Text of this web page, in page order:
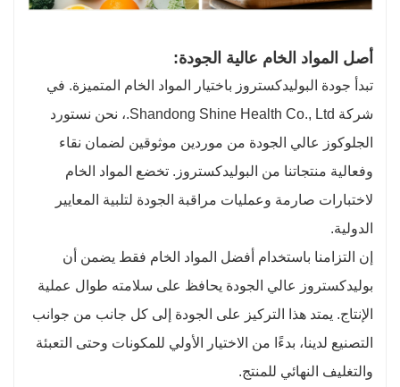
أصل المواد الخام عالية الجودة:
تبدأ جودة البوليدكستروز باختيار المواد الخام المتميزة. في
شركة Shandong Shine Health Co., Ltd.، نحن نستورد
الجلوكوز عالي الجودة من موردين موثوقين لضمان نقاء
وفعالية منتجاتنا من البوليدكستروز. تخضع المواد الخام
لاختبارات صارمة وعمليات مراقبة الجودة لتلبية المعايير
الدولية.
إن التزامنا باستخدام أفضل المواد الخام فقط يضمن أن
بوليدكستروز عالي الجودة يحافظ على سلامته طوال عملية
الإنتاج. يمتد هذا التركيز على الجودة إلى كل جانب من جوانب
التصنيع لدينا، بدءًا من الاختيار الأولي للمكونات وحتى التعبئة
والتغليف النهائي للمنتج.